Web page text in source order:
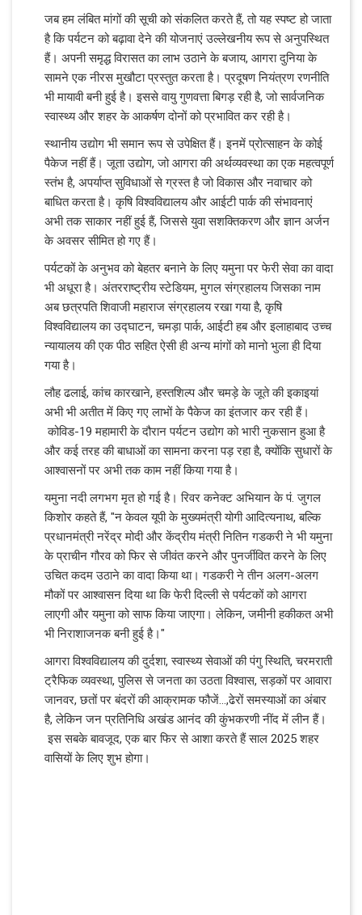
जब हम लंबित मांगों की सूची को संकलित करते हैं, तो यह स्पष्ट हो जाता
है कि पर्यटन को बढ़ावा देने की योजनाएं उल्लेखनीय रूप से अनुपस्थित
हैं। अपनी समृद्ध विरासत का लाभ उठाने के बजाय, आगरा दुनिया के
सामने एक नीरस मुखौटा प्रस्तुत करता है। प्रदूषण नियंत्रण रणनीति
भी मायावी बनी हुई है। इससे वायु गुणवत्ता बिगड़ रही है, जो सार्वजनिक
स्वास्थ्य और शहर के आकर्षण दोनों को प्रभावित कर रही है।
स्थानीय उद्योग भी समान रूप से उपेक्षित हैं। इनमें प्रोत्साहन के कोई
पैकेज नहीं हैं। जूता उद्योग, जो आगरा की अर्थव्यवस्था का एक महत्वपूर्ण
स्तंभ है, अपर्याप्त सुविधाओं से ग्रस्त है जो विकास और नवाचार को
बाधित करता है। कृषि विश्वविद्यालय और आईटी पार्क की संभावनाएं
अभी तक साकार नहीं हुई हैं, जिससे युवा सशक्तिकरण और ज्ञान अर्जन
के अवसर सीमित हो गए हैं।
पर्यटकों के अनुभव को बेहतर बनाने के लिए यमुना पर फेरी सेवा का वादा
भी अधूरा है। अंतरराष्ट्रीय स्टेडियम, मुगल संग्रहालय जिसका नाम
अब छत्रपति शिवाजी महाराज संग्रहालय रखा गया है, कृषि
विश्वविद्यालय का उद्घाटन, चमड़ा पार्क, आईटी हब और इलाहाबाद उच्च
न्यायालय की एक पीठ सहित ऐसी ही अन्य मांगों को मानो भुला ही दिया
गया है।
लौह ढलाई, कांच कारखाने, हस्तशिल्प और चमड़े के जूते की इकाइयां
अभी भी अतीत में किए गए लाभों के पैकेज का इंतजार कर रही हैं।
कोविड-19 महामारी के दौरान पर्यटन उद्योग को भारी नुकसान हुआ है
और कई तरह की बाधाओं का सामना करना पड़ रहा है, क्योंकि सुधारों के
आश्वासनों पर अभी तक काम नहीं किया गया है।
यमुना नदी लगभग मृत हो गई है। रिवर कनेक्ट अभियान के पं. जुगल
किशोर कहते हैं, "न केवल यूपी के मुख्यमंत्री योगी आदित्यनाथ, बल्कि
प्रधानमंत्री नरेंद्र मोदी और केंद्रीय मंत्री नितिन गडकरी ने भी यमुना
के प्राचीन गौरव को फिर से जीवंत करने और पुनर्जीवित करने के लिए
उचित कदम उठाने का वादा किया था। गडकरी ने तीन अलग-अलग
मौकों पर आश्वासन दिया था कि फेरी दिल्ली से पर्यटकों को आगरा
लाएगी और यमुना को साफ किया जाएगा। लेकिन, जमीनी हकीकत अभी
भी निराशाजनक बनी हुई है।"
आगरा विश्वविद्यालय की दुर्दशा, स्वास्थ्य सेवाओं की पंगु स्थिति, चरमराती
ट्रैफिक व्यवस्था, पुलिस से जनता का उठता विश्वास, सड़कों पर आवारा
जानवर, छतों पर बंदरों की आक्रामक फौजें...,ढेरों समस्याओं का अंबार
है, लेकिन जन प्रतिनिधि अखंड आनंद की कुंभकरणी नींद में लीन हैं।
इस सबके बावजूद, एक बार फिर से आशा करते हैं साल 2025 शहर
वासियों के लिए शुभ होगा।